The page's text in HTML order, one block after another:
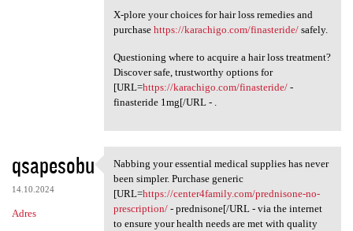
X-plore your choices for hair loss remedies and
purchase https://karachigo.com/finasteride/safely.
Questioning where to acquire a hair loss treatment?
Discover safe, trustworthy options for
[URL=https://karachigo.com/finasteride/-
finasteride 1mg[/URL - .
qsapesobu
14.10.2024
Adres
Nabbing your essential
Nabbing your essential medical supplies has never
been simpler. Purchase generic
[URL=https://center4family.com/prednisone-no-
prescription/- prednisone[/URL - via the internet
to ensure your health needs are met with quality